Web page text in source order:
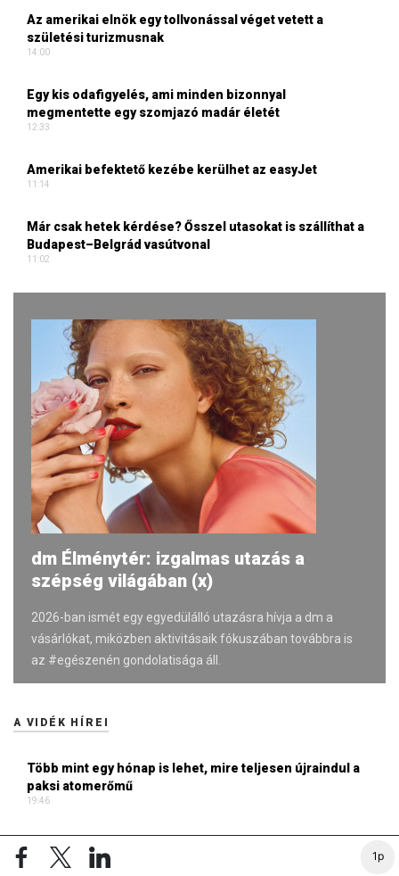
1p
Az amerikai elnök egy tollvonással véget vetett a
születési turizmusnak
14:00
Egy kis odafigyelés, ami minden bizonnyal
megmentette egy szomjazó madár életét
12:33
Amerikai befektető kezébe kerülhet az easyJet
11:14
Már csak hetek kérdése? Ősszel utasokat is szállíthat a
Budapest–Belgrád vasútvonal
11:02
dm Élménytér: izgalmas utazás a
szépség világában (x)
2026-ban ismét egy egyedülálló utazásra hívja a dm a
vásárlókat, miközben aktivitásaik fókuszában továbbra is
az #egészenén gondolatisága áll.
A VIDÉK HÍREI
Több mint egy hónap is lehet, mire teljesen újraindul a
paksi atomerőmű
19:46
fürdőkben